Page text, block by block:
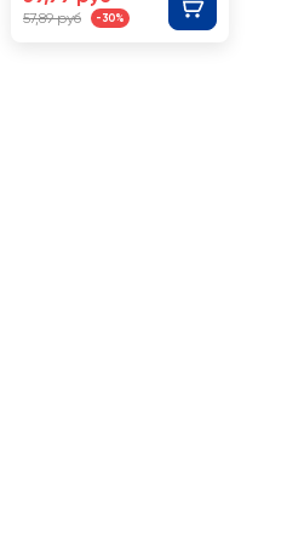
57,89 руб -30%